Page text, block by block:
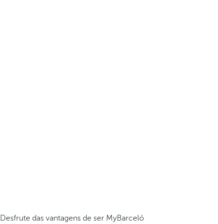
Desfrute das vantagens de ser MyBarceló